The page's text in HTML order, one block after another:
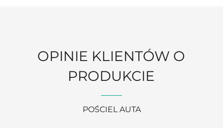
OPINIE KLIENTÓW O
PRODUKCIE
POŚCIEL AUTA